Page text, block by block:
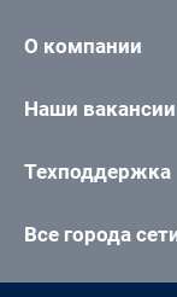
О компании
Наши вакансии
Техподдержка
Все города